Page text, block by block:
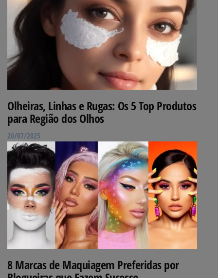
Olheiras, Linhas e Rugas: Os 5 Top Produtos
para Região dos Olhos
20/07/2025
8 Marcas de Maquiagem Preferidas por